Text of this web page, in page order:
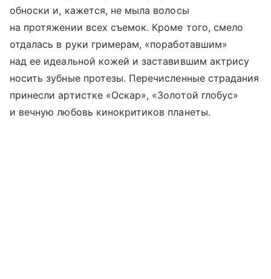
обноски и, кажется, не мыла волосы
на протяжении всех съемок. Кроме того, смело
отдалась в руки гримерам, «поработавшим»
над ее идеальной кожей и заставившим актрису
носить зубные протезы. Перечисленные страдания
принесли артистке «Оскар», «Золотой глобус»
и вечную любовь кинокритиков планеты.